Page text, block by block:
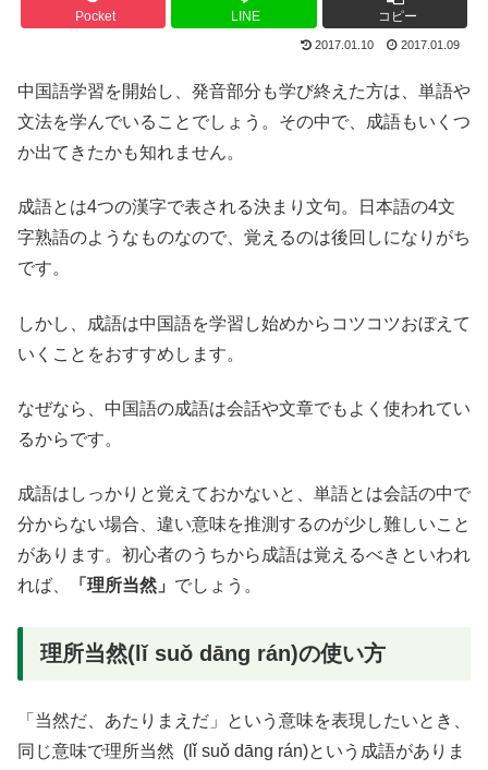
Pocket LINE コピー
2017.01.10 2017.01.09
中国語学習を開始し、発音部分も学び終えた方は、単語や
文法を学んでいることでしょう。その中で、成語もいくつ
か出てきたかも知れません。
成語とは4つの漢字で表される決まり文句。日本語の4文
字熟語のようなものなので、覚えるのは後回しになりがち
です。
しかし、成語は中国語を学習し始めからコツコツおぼえて
いくことをおすすめします。
なぜなら、中国語の成語は会話や文章でもよく使われてい
るからです。
成語はしっかりと覚えておかないと、単語とは会話の中で
分からない場合、違い意味を推測するのが少し難しいこと
があります。初心者のうちから成語は覚えるべきといわれ
れば、
「理所当然」 でしょう。
理所当然(lǐ suǒ dāng rán)の使い方
「当然だ、あたりまえだ」という意味を表現したいとき、
同じ意味で理所当然 (lǐ suǒ dāng rán)という成語がありま